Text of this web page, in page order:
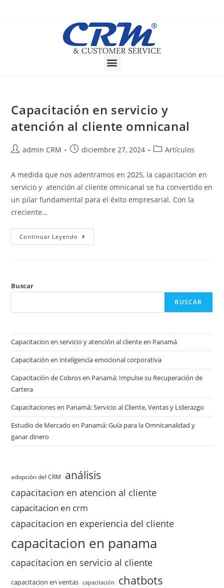
Capacitación en servicio y
atención al cliente omnicanal
admin CRM diciembre 27, 2024 Artículos
A medida que nos adentramos en 2025, la capacitación en
servicio y atención al cliente omnicanal se ha convertido en
un pilar fundamental para el éxito empresarial. Con la
creciente…
Continuar Leyendo
Buscar
BUSCAR
Capacitacion en servicio y atención al cliente en Panamá
Capacitación en inteligencia emocional corporativa
Capacitación de Cobros en Panamá: Impulse su Recuperación de
Cartera
Capacitaciones en Panamá: Servicio al Cliente, Ventas y Liderazgo
Estudio de Mercado en Panamá: Guía para la Omnicanalidad y
ganar dinero
adopción del CRM análisis
capacitacion en atencion al cliente
capacitacion en crm
capacitacion en experiencia del cliente
capacitacion en panama
capacitacion en servicio al cliente
capacitacion en ventas capacitación chatbots